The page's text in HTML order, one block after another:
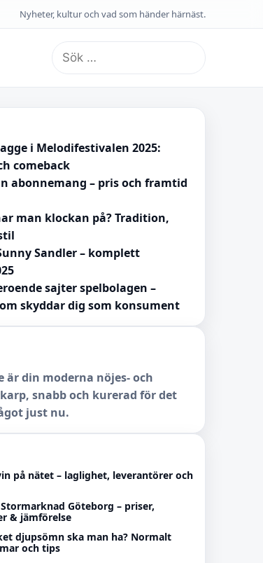
Nyheter, kultur och vad som händer härnäst.
Sök
efter:
i Melodifestivalen 2025:
comeback
abonnemang – pris och framtid
man klockan på? Tradition,
Sandler – komplett
sajter spelbolagen –
skyddar dig som konsument
är din moderna nöjes- och
snabb och kurerad för det
just nu.
på nätet – laglighet, leverantörer och
Göteborg – priser,
& jämförelse
djupsömn ska man ha? Normalt
och tips